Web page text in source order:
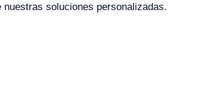
soluciones personalizadas.